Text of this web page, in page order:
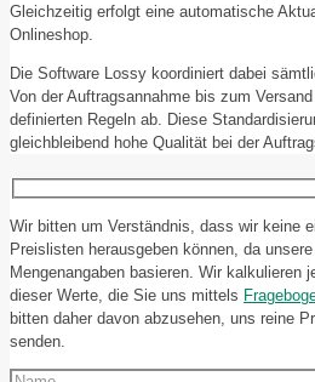
Gleichzeitig erfolgt eine automatische
Onlineshop.
Die Software Lossy koordiniert dabei
Von der Auftragsannahme bis zum
definierten Regeln ab. Diese
gleichbleibend hohe Qualität bei der
Wir bitten um Verständnis, dass wir keine
Preislisten herausgeben können, da
Mengenangaben basieren. Wir kalkulieren
dieser Werte, die Sie uns mittels
bitten daher davon abzusehen, uns reine
senden.